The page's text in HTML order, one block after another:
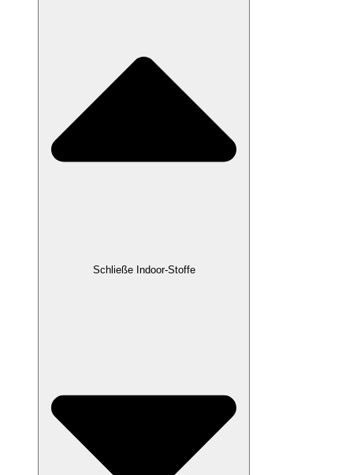
Schließe Indoor-Stoffe